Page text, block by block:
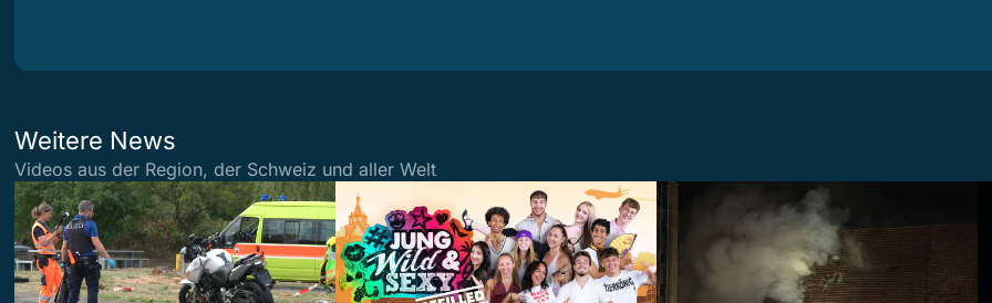
Weitere News
Videos aus der Region, der Schweiz und aller Welt